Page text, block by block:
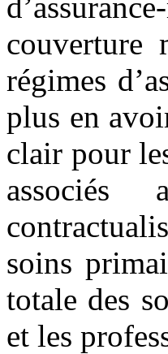
couverture
régimes
plus en
clair pour
soins
totale des
et les